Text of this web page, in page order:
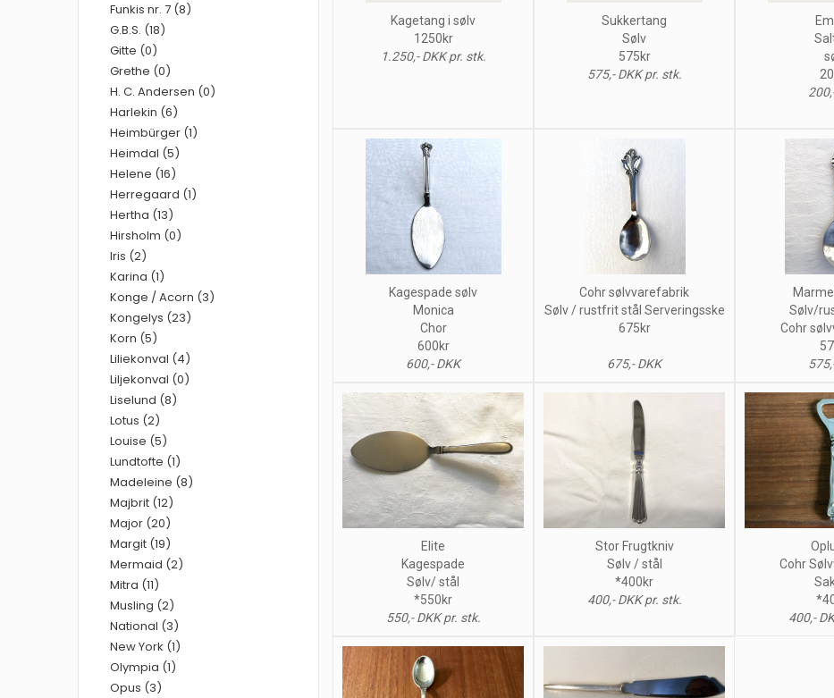
Kagetang i sølv
1250kr
1.250,- DKK pr. stk.
Sukkertang
Sølv
575kr
575,- DKK pr. stk.
Kagespade sølv
Monica
Chor
600kr
600,- DKK
Cohr sølvvarefabrik
Sølv / rustfrit stål Serveringsske
675kr
675,- DKK
Sølv/
Cohr
Elite
Kagespade
Sølv/ stål
*550kr
550,- DKK pr. stk.
Stor Frugtkniv
Sølv / stål
*400kr
400,- DKK pr. stk.
Cohr
400,-
Funkis nr. 7 (8)
G.B.S. (18)
Gitte (0)
Grethe (0)
H. C. Andersen (0)
Harlekin (6)
Heimbürger (1)
Heimdal (5)
Helene (16)
Herregaard (1)
Hertha (13)
Hirsholm (0)
Iris (2)
Karina (1)
Konge / Acorn (3)
Kongelys (23)
Korn (5)
Liliekonval (4)
Liljekonval (0)
Liselund (8)
Lotus (2)
Louise (5)
Lundtofte (1)
Madeleine (8)
Majbrit (12)
Major (20)
Margit (19)
Mermaid (2)
Mitra (11)
Musling (2)
National (3)
New York (1)
Olympia (1)
Opus (3)